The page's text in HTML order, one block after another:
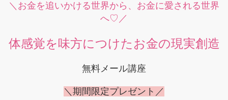
＼お金を追いかける世界から、お金に愛される世界
へ♡／
体感覚を味方につけたお金の現実創造
無料メール講座
＼期間限定プレゼント／